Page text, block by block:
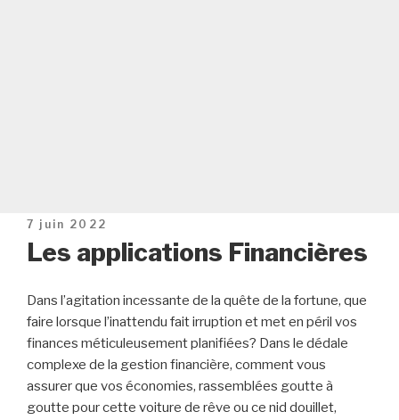
Publié
le
7 juin 2022
Les applications Financières
Dans l’agitation incessante de la quête de la fortune, que
faire lorsque l’inattendu fait irruption et met en péril vos
finances méticuleusement planifiées? Dans le dédale
complexe de la gestion financière, comment vous
assurer que vos économies, rassemblées goutte à
goutte pour cette voiture de rêve ou ce nid douillet,